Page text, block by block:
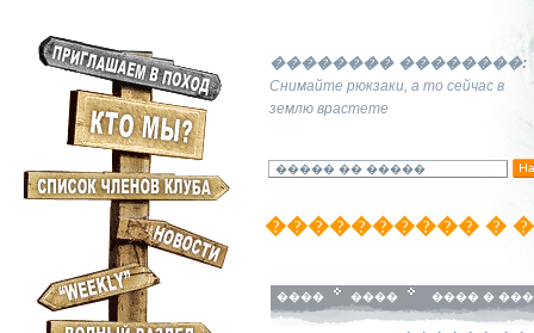
�������� ��������:
Снимайте рюкзаки, а то сейчас в
землю врастете
���������� �
���� ���� ���� � ���